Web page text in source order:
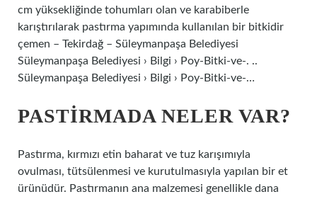
cm yüksekliğinde tohumları olan ve karabiberle
karıştırılarak pastırma yapımında kullanılan bir bitkidir
çemen – Tekirdağ – Süleymanpaşa Belediyesi
Süleymanpaşa Belediyesi › Bilgi › Poy-Bitki-ve-. ..
Süleymanpaşa Belediyesi › Bilgi › Poy-Bitki-ve-…
PASTIRMADA NELER VAR?
Pastırma, kırmızı etin baharat ve tuz karışımıyla
ovulması, tütsülenmesi ve kurutulmasıyla yapılan bir et
ürünüdür. Pastırmanın ana malzemesi genellikle dana